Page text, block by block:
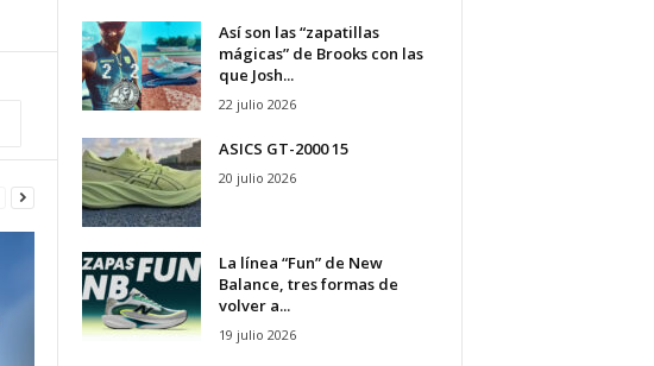
Así son las “zapatillas
mágicas” de Brooks con las
que Josh...
22 julio 2026
ASICS GT-2000 15
20 julio 2026
La línea “Fun” de New
Balance, tres formas de
volver a...
19 julio 2026